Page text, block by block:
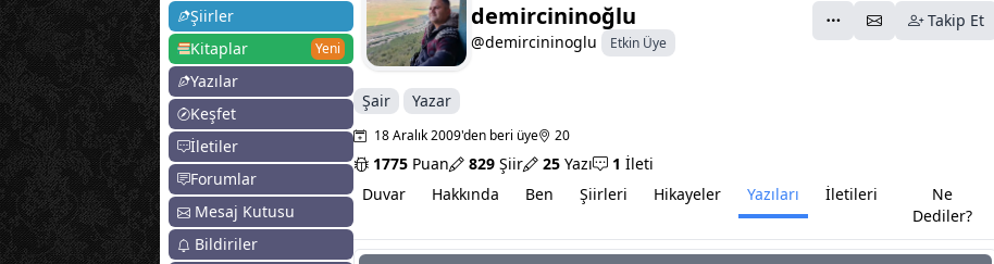
Şiirler
Kitaplar
Yeni
Yazılar
Keşfet
İletiler
Forumlar
Mesaj Kutusu
Bildiriler
demircininoğlu
@demircininoglu Etkin Üye
Takip Et
Şair Yazar
18 Aralık 2009'den beri üye 20
1775 Puan 829 Şiir 25 Yazı 1 İleti
Duvar
Hakkında Ben Şiirleri Hikayeler Yazıları İletileri
Ne
Dediler?